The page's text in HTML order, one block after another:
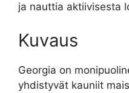
ja nauttia aktiivisesta
Kuvaus
Georgia on
yhdistyvät kauniit